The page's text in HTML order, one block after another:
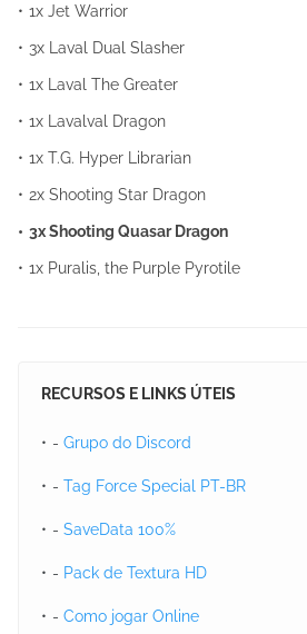
1x Jet Warrior
3x Laval Dual Slasher
1x Laval The Greater
1x Lavalval Dragon
1x T.G. Hyper Librarian
2x Shooting Star Dragon
3x Shooting Quasar Dragon
1x Puralis, the Purple Pyrotile
RECURSOS E LINKS ÚTEIS
- Grupo do Discord
- Tag Force Special PT-BR
- SaveData 100%
- Pack de Textura HD
- Como jogar Online